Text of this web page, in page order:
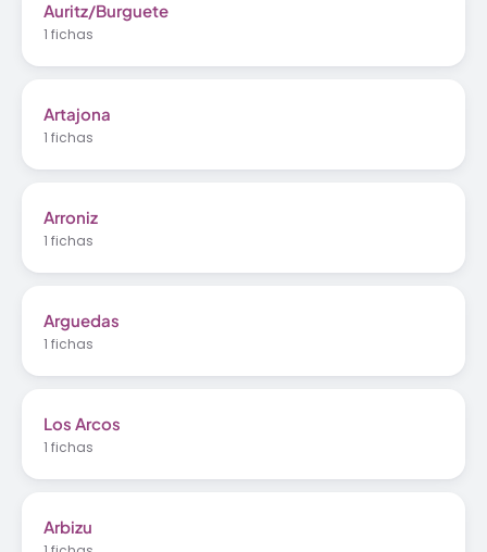
Auritz/Burguete
1 fichas
Artajona
1 fichas
Arroniz
1 fichas
Arguedas
1 fichas
Los Arcos
1 fichas
Arbizu